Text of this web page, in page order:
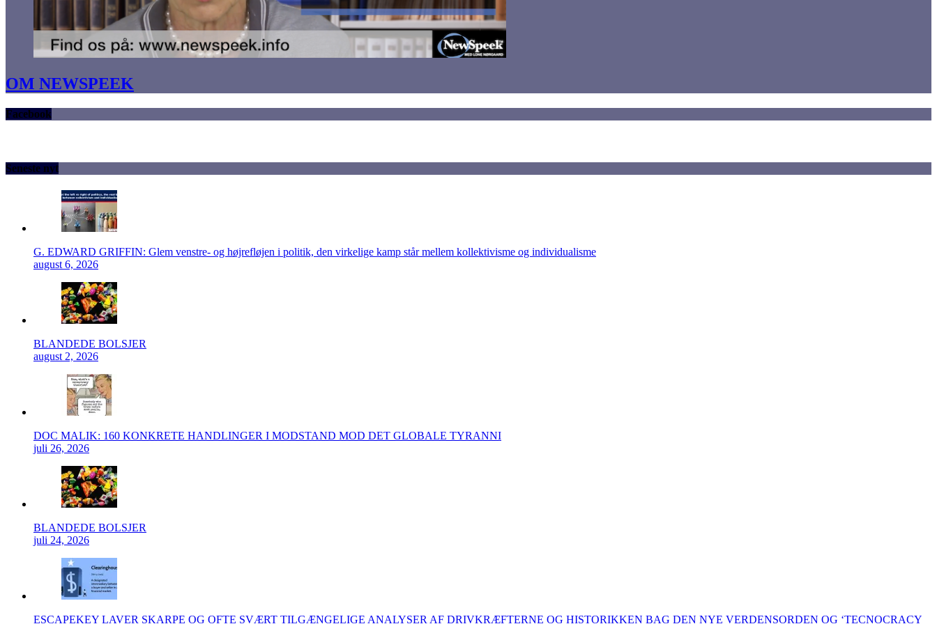
OM NEWSPEEK
Facebook
Seneste nyt
G. EDWARD GRIFFIN: Glem venstre- og højrefløjen i politik, den virkelige kamp står mellem kollektivisme og individualisme
august 6, 2026
BLANDEDE BOLSJER
august 2, 2026
DOC MALIK: 160 KONKRETE HANDLINGER I MODSTAND MOD DET GLOBALE TYRANNI
juli 26, 2026
BLANDEDE BOLSJER
juli 24, 2026
ESCAPEKEY LAVER SKARPE OG OFTE SVÆRT TILGÆNGELIGE ANALYSER AF DRIVKRÆFTERNE OG HISTORIKKEN BAG DEN NYE VERDENSORDEN OG ‘TECNOCRACY